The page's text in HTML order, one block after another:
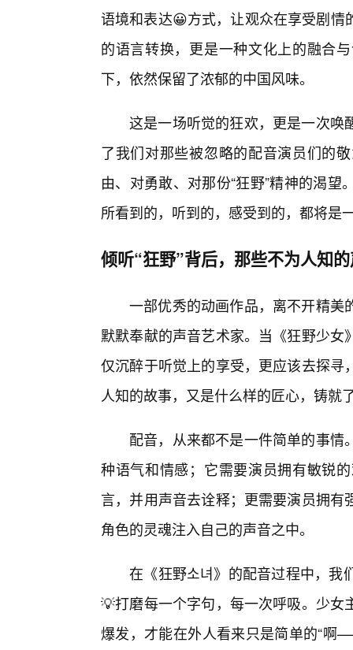
语境和表达😀方式，让观众在享受剧
的语言转换，更是一种文化上的融合
下，依然保留了浓郁的中国风味。
这是一场听觉的狂欢，更是一次唤
了我们对那些被忽略的配音演员们的
由、对勇敢、对那份“狂野”精神的渴
所看到的，听到的，感受到的，都将是
倾听“狂野”背后，那些不为人知
一部优秀的动画作品，离不开精美
默默奉献的声音艺术家。当《狂野少
仅沉醉于听觉上的享受，更应该去探
人知的故事，又是什么样的匠心，铸就
配音，从来都不是一件简单的事
种语气和情感；它需要演员拥有敏锐
言，并用声音去诠释；更需要演员拥
角色的灵魂注入自己的声音之中。
在《狂野소녀》的配音过程中，我
💡打磨每一个字句，每一次呼吸。少
爆发，才能在外人看来只是简单的“啊